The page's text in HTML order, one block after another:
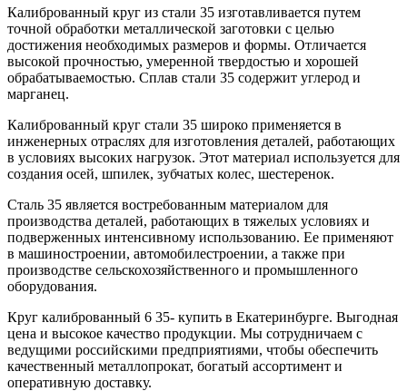
Калиброванный круг из стали 35 изготавливается путем
точной обработки металлической заготовки с целью
достижения необходимых размеров и формы. Отличается
высокой прочностью, умеренной твердостью и хорошей
обрабатываемостью. Сплав стали 35 содержит углерод и
марганец.
Калиброванный круг стали 35 широко применяется в
инженерных отраслях для изготовления деталей, работающих
в условиях высоких нагрузок. Этот материал используется для
создания осей, шпилек, зубчатых колес, шестеренок.
Сталь 35 является востребованным материалом для
производства деталей, работающих в тяжелых условиях и
подверженных интенсивному использованию. Ее применяют
в машиностроении, автомобилестроении, а также при
производстве сельскохозяйственного и промышленного
оборудования.
Круг калиброванный 6 35- купить в Екатеринбурге. Выгодная
цена и высокое качество продукции. Мы сотрудничаем с
ведущими российскими предприятиями, чтобы обеспечить
качественный металлопрокат, богатый ассортимент и
оперативную доставку.